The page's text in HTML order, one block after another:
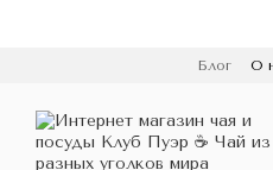
Блог О